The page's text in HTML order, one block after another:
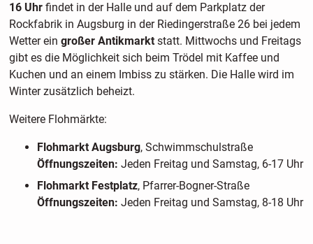
16 Uhrfindet in der Halle und auf dem Parkplatz der
Rockfabrik in Augsburg in der Riedingerstraße 26 bei jedem
Wetter ein großer Antikmarktstatt. Mittwochs und Freitags
gibt es die Möglichkeit sich beim Trödel mit Kaffee und
Kuchen und an einem Imbiss zu stärken. Die Halle wird im
Winter zusätzlich beheizt.
Weitere Flohmärkte:
Flohmarkt Augsburg, Schwimmschulstraße
Öffnungszeiten: Jeden Freitag und Samstag, 6-17 Uhr
Flohmarkt Festplatz, Pfarrer-Bogner-Straße
Öffnungszeiten: Jeden Freitag und Samstag, 8-18 Uhr